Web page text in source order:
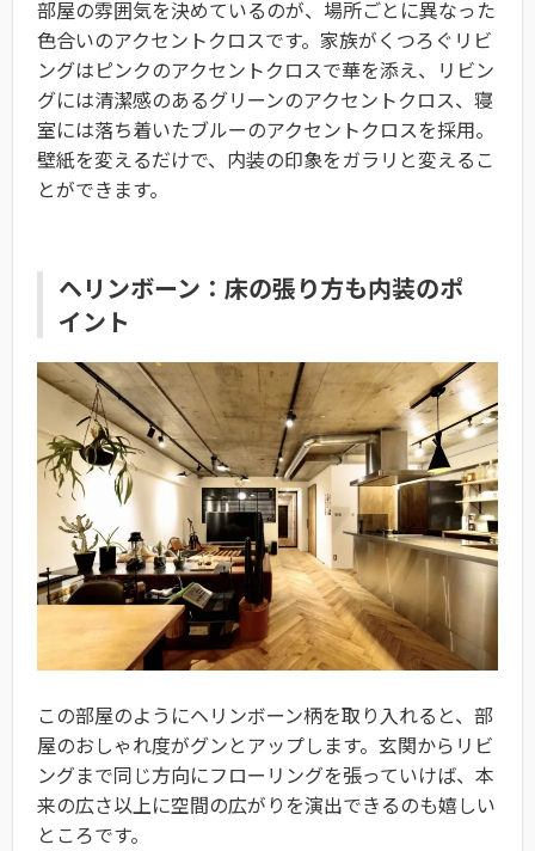
部屋の雰囲気を決めているのが、場所ごとに異なった
色合いのアクセントクロスです。家族がくつろぐリビ
ングはピンクのアクセントクロスで華を添え、リビン
グには清潔感のあるグリーンのアクセントクロス、寝
室には落ち着いたブルーのアクセントクロスを採用。
壁紙を変えるだけで、内装の印象をガラリと変えるこ
とができます。
ヘリンボーン：床の張り方も内装のポ
イント
この部屋のようにヘリンボーン柄を取り入れると、部
屋のおしゃれ度がグンとアップします。玄関からリビ
ングまで同じ方向にフローリングを張っていけば、本
来の広さ以上に空間の広がりを演出できるのも嬉しい
ところです。